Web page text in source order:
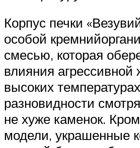
Корпус печки
особой
смесью, которая
влияния агрессивной
высоких
разновидности
не хуже каменок.
модели, украшенные